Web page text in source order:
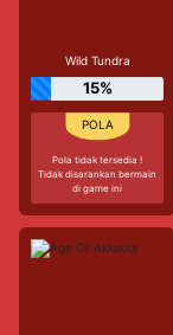
Wild Tundra
15%
Pola tidak tersedia !
Tidak disarankan bermain
di game ini